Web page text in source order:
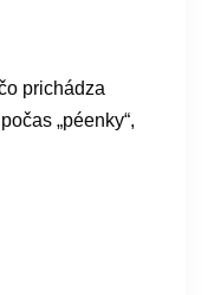
prichádza
„péenky“,